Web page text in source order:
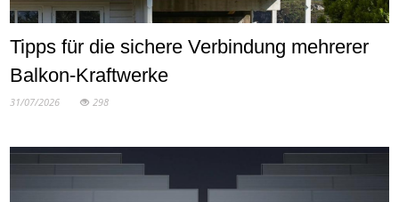
Tipps für die sichere Verbindung mehrerer
Balkon-Kraftwerke
31/07/2026 298